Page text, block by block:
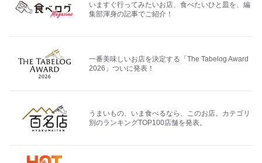
いますぐ行ってみたいお店、食べたいひと皿を、編
集部渾身の記事でご紹介！
一番美味しいお店を決定する「The Tabelog Award
2026」ついに発表！
うまいもの、いま食べるなら、このお店。カテゴリ
別のランキングTOP100店舗を発表。